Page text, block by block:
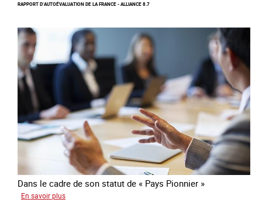
d’une
colombienne
risque
de
RAPPORT D’AUTOÉVALUATION DE LA FRANCE - ALLIANCE 8.7
Dans le cadre de son statut de « Pays Pionnier »
En savoir plus